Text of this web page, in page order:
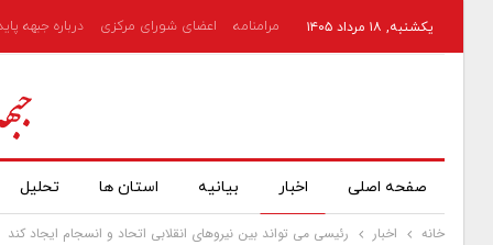
یکشنبه, ۱۸ مرداد ۱۴۰۵ مرامنامه اعضای شورای مرکزی درباره جبهه
صفحه اصلی اخبار بیانیه استان ها تحلیل
خانه اخبار رئیسی می تواند بین نیروهای انقلابی اتحاد و انسجام ایجاد کند